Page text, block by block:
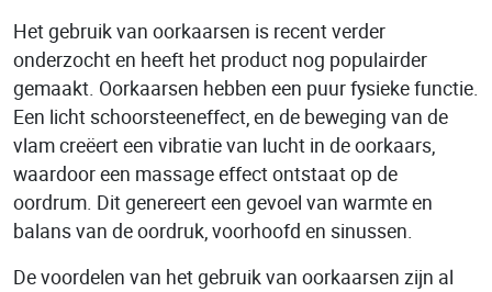
Het gebruik van oorkaarsen is recent verder
onderzocht en heeft het product nog populairder
gemaakt. Oorkaarsen hebben een puur fysieke functie.
Een licht schoorsteeneffect, en de beweging van de
vlam creëert een vibratie van lucht in de oorkaars,
waardoor een massage effect ontstaat op de
oordrum. Dit genereert een gevoel van warmte en
balans van de oordruk, voorhoofd en sinussen.
De voordelen van het gebruik van oorkaarsen zijn al